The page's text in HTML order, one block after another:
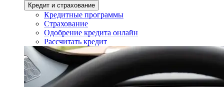
Кредит и страхование
Кредитные программы
Страхование
Одобрение кредита онлайн
Рассчитать кредит